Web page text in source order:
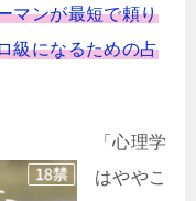
マンが最短で頼り
級になるための占
「心理学
はややこ